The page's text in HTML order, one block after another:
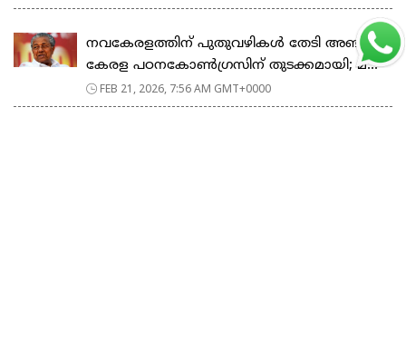
നവകേരളത്തിന് പുതുവഴികൾ തേടി അഞ്ചാം
കേരള പഠനകോൺഗ്രസിന് തുടക്കമായി; മ...
FEB 21, 2026, 7:56 AM GMT+0000